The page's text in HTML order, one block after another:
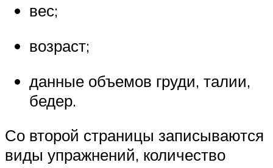
вес;
возраст;
данные объемов груди, талии,
бедер.
Со второй страницы записываются
виды упражнений, количество